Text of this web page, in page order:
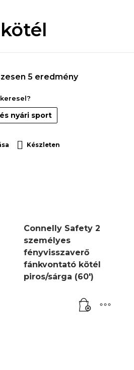
5 eredmény
nyári sport
Készleten
Connelly Safety 2
személyes
fényvisszaverő
fánkvontató kötél
piros/sárga (60′)